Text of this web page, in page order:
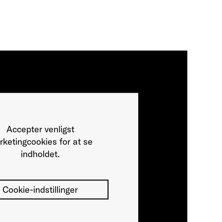
Accepter venligst
for at se
indholdet.
Cookie-indstillinger